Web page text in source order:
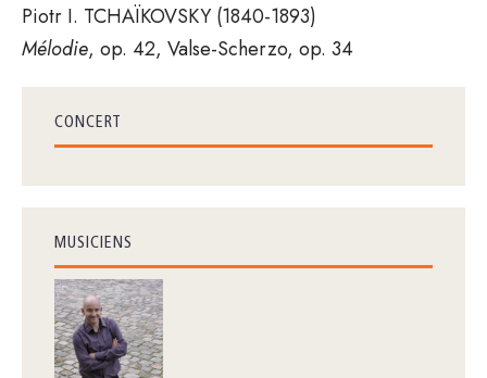
Piotr I. TCHAÏKOVSKY (1840-1893)
Mélodie, op. 42, Valse-Scherzo, op. 34
CONCERT
MUSICIENS